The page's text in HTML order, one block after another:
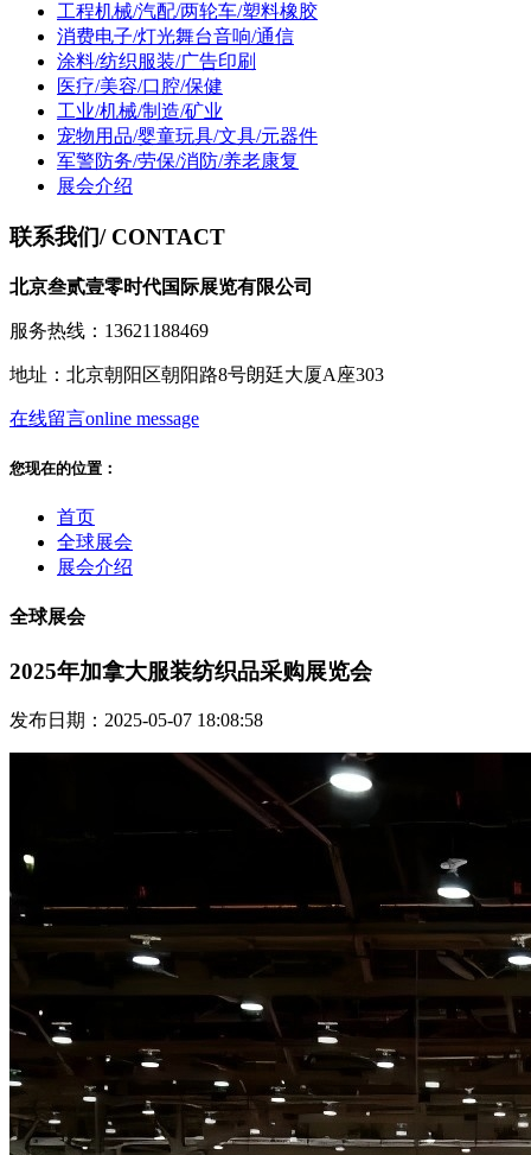
工程机械/汽配/两轮车/塑料橡胶
消费电子/灯光舞台音响/通信
涂料/纺织服装/广告印刷
医疗/美容/口腔/保健
工业/机械/制造/矿业
宠物用品/婴童玩具/文具/元器件
军警防务/劳保/消防/养老康复
展会介绍
联系我们/ CONTACT
北京叁贰壹零时代国际展览有限公司
服务热线：13621188469
地址：北京朝阳区朝阳路8号朗廷大厦A座303
在线留言online message
您现在的位置：
首页
全球展会
展会介绍
全球展会
2025年加拿大服装纺织品采购展览会
发布日期：2025-05-07 18:08:58